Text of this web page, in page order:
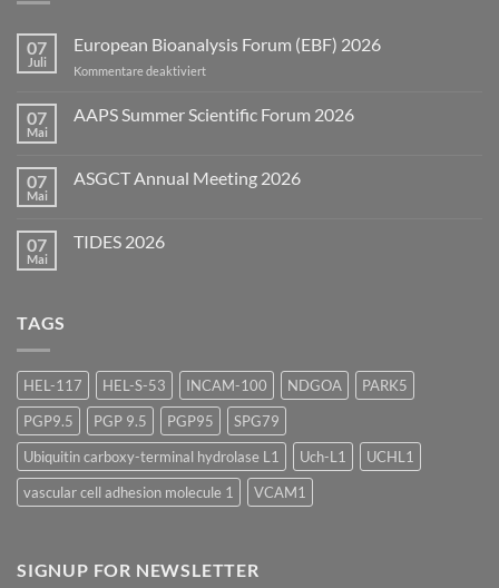
07
Juli
European Bioanalysis Forum (EBF) 2026
Kommentare deaktiviertfür
Bioanalysis
07
Mai
AAPS Summer Scientific Forum 2026
AAPS
2026
07
Mai
ASGCT Annual Meeting 2026
ASGCT
07
Mai
TIDES 2026
TAGS
HEL-117 HEL-S-53 INCAM-100 NDGOA
PARK5
PGP9.5
PGP 9.5 PGP95
SPG79
Ubiquitin carboxy-terminal hydrolase L1
Uch-L1
UCHL1
vascular cell adhesion molecule 1
VCAM1
SIGNUP FOR NEWSLETTER